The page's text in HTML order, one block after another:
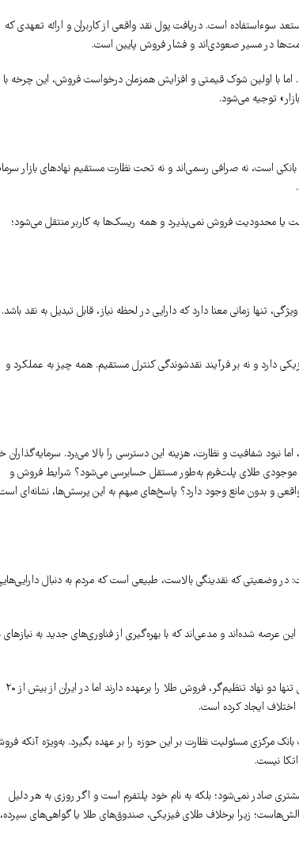
سوءاستفاده است. دریافت پول نقد واقعی از کاربران و ارائه تعهدی که
در مسیر صعودی‌اند و فشار فروش پایین است.
با اولین شوک قیمتی و افزایش همزمان درخواست فروش، این چرخه با
توجیه می‌شود.
است، نه صرافی رسمی‌اند و نه تحت نظارت مستقیم نهادهای بازار
یا محدودیت فروش نمی‌پذیرد و همه ریسک‌ها به کاربر منتقل می‌شود؛
تنها زمانی معنا دارد که دارایی در لحظه نیاز، قابل تبدیل به نقد باشد.
دارد و نه بر فرآیند نقدشوندگی کنترل مستقیم. همه چیز به عملکرد و
نبود شفافیت و نظارت، هزینه این دسترسی را بالا می‌برد. سرمایه‌گذاران
موجودی طلای پلت‌فرم به‌طور مستقل حسابرسی می‌شود؟ شرایط فروش و
و بدون مانع وجود دارد؟ پاسخ‌های مبهم به این پرسش‌ها، نشانه‌ای
در وضعیتی که نقدینگی بالاست، طبیعی است که مردم به دنبال
عرصه شده‌اند و مدعی‌اند که با بهره‌گیری از فناوری‌های جدید به نیازهای
الیاس‌کردی به تعدد نهادهای ناظر بر این پلتفرم‌ها اشاره کرد و گفت: در حالی که در بازارهای پیشرفته جهان تنها دو نهاد تنظیم‌گر، فروش طلا را برعهده دارند اما در ایران از بیش از ۲۰
اختلاف ایجاد کرده است.
مرکزی مسئولیت نظارت بر این حوزه را بر عهده بگیرد. به‌ویژه آنکه
صادر نمی‌شود؛ بلکه به نام خود پلتفرم است و اگر روزی به هر دلیل
زیرا برخلاف طلای فیزیکی، صندوق‌های طلا یا گواهی‌های سپرده،